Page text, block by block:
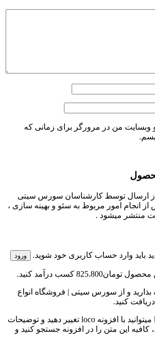
و وبسایت من در مرورگر برای زمانی که
ارسال توسط کارشناسان سورس سیتی
انجام امور مربوط به سئو و بهینه سازی ،
منتشر میشود .
باید وارد حساب کاربری خود شوید. ورود
محصول تومان825.800 کسب درآمد کنید.
بذارید و از سورس سیتی | فروشگاه انواع
کنید.
توضیحات این بخش را میتوانید با افزونه loco تغییر دهید و توضیحات
کافیه این متن را در افزونه جستجو کنید و